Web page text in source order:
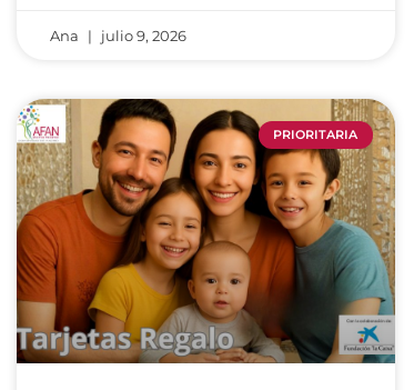
Ana julio 9, 2026
PRIORITARIA